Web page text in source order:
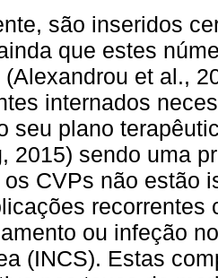
são inseridos
que estes
(Alexandrou et al.,
internados
seu plano
2015) sendo uma
os CVPs não estão
recorrentes
ou infeção
(INCS). Estas